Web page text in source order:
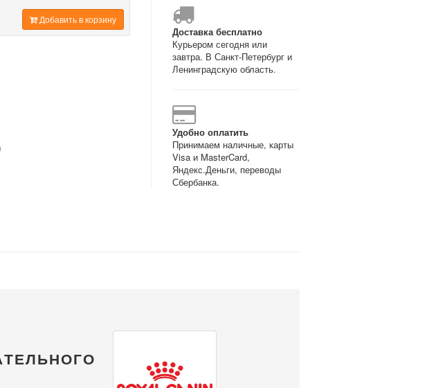
Добавить в корзину
Доставка бесплатно
Курьером сегодня или
завтра. В Санкт-Петербург и
Ленинградскую область.
Удобно оплатить
Принимаем наличные, карты
Visa и MasterCard,
Яндекс.Деньги, переводы
Сбербанка.